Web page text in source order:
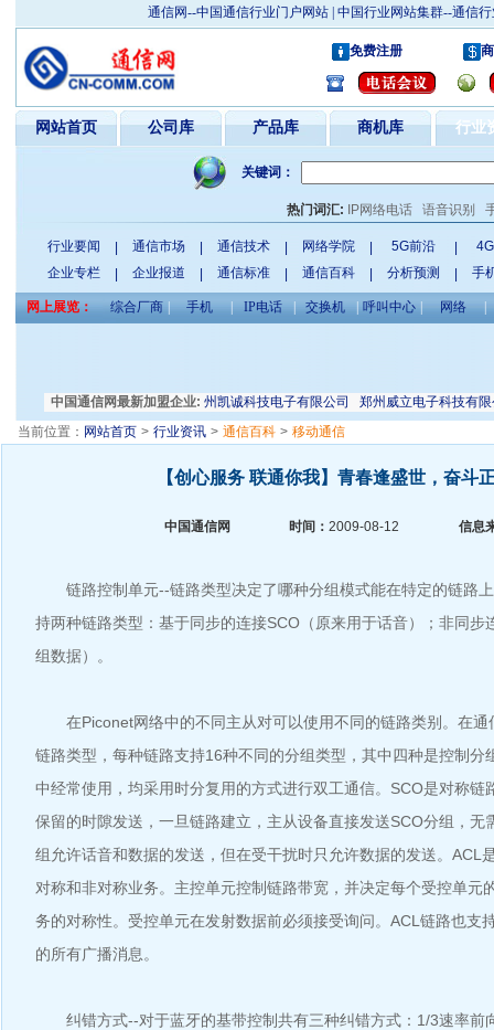
通信网--中国通信行业门户网站 | 中国行业网站集群--通信
免费注册
网站首页 公司库 产品库 商机库 行业
关键词：
热门词汇: IP网络电话 语音识别
行业要闻 通信市场 通信技术 网络学院 5G前沿
企业专栏
企业报道 通信标准 通信百科 分析预测 手
网上展览： 综合厂商 | 手机 | IP电话 | 交换机 | 呼叫中心 | 网络 |
中国通信网最新加盟企业:
深圳星和电子有限公司 郑州凯诚科技电子有限公司
郑州威立电子科技有
当前位置： 网站首页 > 行业资讯 > 通信百科 > 移动通信
【创心服务 联通你我】青春逢盛世，奋斗
中国通信网 时间： 2009-08-12 信息
链路控制单元--链路类型决定了哪种分组模式能在特定的链路上
持两种链路类型：基于同步的连接SCO（原来用于话音）；非同步
组数据）。
在Piconet网络中的不同主从对可以使用不同的链路类别。在通
链路类型，每种链路支持16种不同的分组类型，其中四种是控制分
中经常使用，均采用时分复用的方式进行双工通信。SCO是对称链
保留的时隙发送，一旦链路建立，主从设备直接发送SCO分组，无
组允许话音和数据的发送，但在受干扰时只允许数据的发送。ACL
对称和非对称业务。主控单元控制链路带宽，并决定每个受控单元
务的对称性。受控单元在发射数据前必须接受询问。ACL链路也支
的所有广播消息。
纠错方式--对于蓝牙的基带控制共有三种纠错方式：1/3速率前